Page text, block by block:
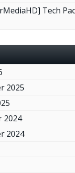
Tech
2025
2024
2024